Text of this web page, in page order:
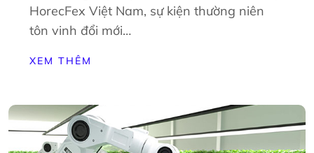
HorecFex Việt Nam, sự kiện thường niên
tôn vinh đổi mới…
XEM THÊM